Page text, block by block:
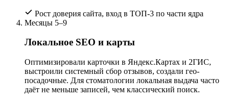
Рост доверия сайта, вход в ТОП-3 по части ядра
Месяцы 5–9
Локальное SEO и карты
Оптимизировали карточки в Яндекс.Картах и 2ГИС,
выстроили системный сбор отзывов, создали гео-
посадочные. Для стоматологии локальная выдача часто
даёт не меньше записей, чем классический поиск.